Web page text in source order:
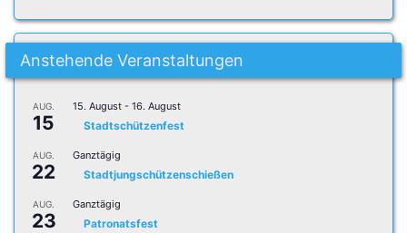
Anstehende Veranstaltungen
AUG.
15
15. August - 16. August
Stadtschützenfest
AUG.
22
Ganztägig
Stadtjungschützenschießen
AUG.
23
Ganztägig
Patronatsfest